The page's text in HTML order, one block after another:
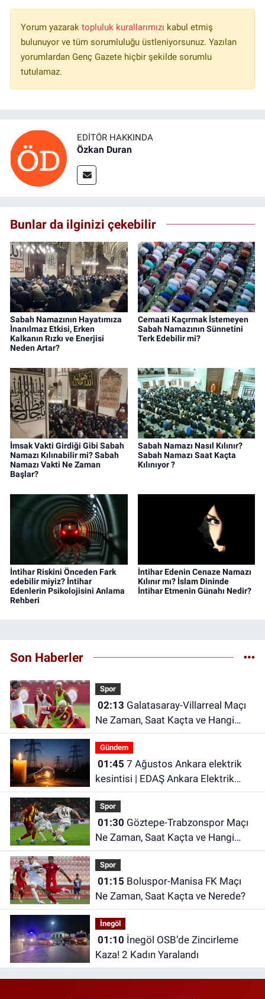
Yorum yazarak topluluk kurallarımızı kabul etmiş
bulunuyor ve tüm sorumluluğu üstleniyorsunuz. Yazılan
yorumlardan Genç Gazete hiçbir şekilde sorumlu
tutulamaz.
EDITÖR HAKKINDA
Özkan Duran
Bunlar da ilginizi çekebilir
Sabah Namazının Hayatımıza
İnanılmaz Etkisi, Erken
Kalkanın Rızkı ve Enerjisi
Neden Artar?
Cemaati Kaçırmak İstemeyen
Sabah Namazının Sünnetini
Terk Edebilir mi?
İmsak Vakti Girdiği Gibi Sabah
Namazı Kılınabilir mi? Sabah
Namazı Vakti Ne Zaman
Başlar?
Sabah Namazı Nasıl Kılınır?
Sabah Namazı Saat Kaçta
Kılınıyor ?
İntihar Riskini Önceden Fark
edebilir miyiz? İntihar
Edenlerin Psikolojisini Anlama
Rehberi
İntihar Edenin Cenaze Namazı
Kılınır mı? İslam Dininde
İntihar Etmenin Günahı Nedir?
Son Haberler
Spor
02:13
Ne Zaman, Saat Kaçta ve Hangi
Kanalda? Galatasaray hazırlık maçı
ne zaman?
Gündem
01:45
kesintisi | EDAŞ Ankara Elektrik
Kesintisi
Spor
01:30
Ne Zaman, Saat Kaçta ve Hangi
Kanalda?
Spor
01:15
Ne Zaman, Saat Kaçta ve Nerede?
İnegöl
01:10
Kaza! 2 Kadın Yaralandı